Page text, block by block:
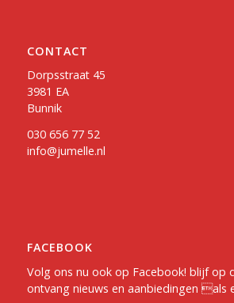
CONTACT
Dorpsstraat 45
3981 EA
Bunnik
030 656 77 52
info@jumelle.nl
FACEBOOK
Volg ons nu ook op Facebook! blijf op
ontvang nieuws en aanbiedingen als